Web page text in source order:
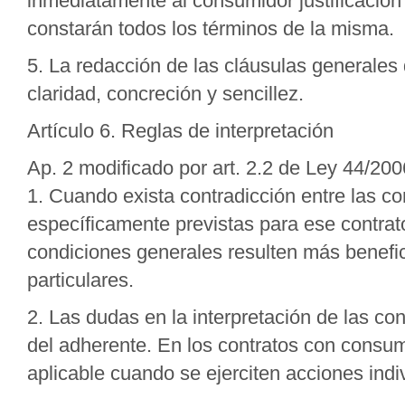
constarán todos los términos de la misma.
5. La redacción de las cláusulas
claridad, concreción y sencillez.
Artículo 6. Reglas de interpretación
Ap. 2 modificado por art. 2.2 de Ley 44/
1. Cuando exista contradicción entre las
específicamente previstas para ese
condiciones generales resulten más
particulares.
2. Las dudas en la interpretación de las
del adherente. En los contratos con
aplicable cuando se ejerciten acciones